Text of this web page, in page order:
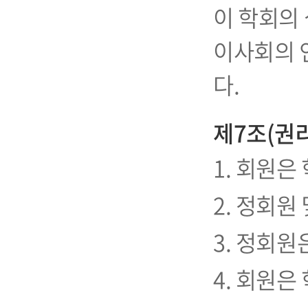
이 학회
이사회의
다.
제7조(권
1. 회원은
2. 정회원
3. 정회원
4. 회원은